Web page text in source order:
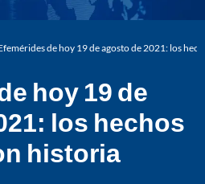
de hoy 19 de agosto de 2021: los
hoy 19 de
los hechos
historia